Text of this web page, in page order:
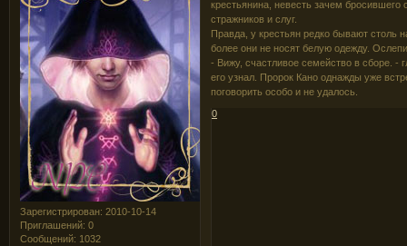
Зарегистрирован: 2010-10-14
Приглашений: 0
Сообщений: 1032
крестьянина, невесть зачем бросившего
стражников и слуг.
Правда, у крестьян редко бывают столь
более они не носят белую одежду.
- Вижу, счастливое семейство в сборе. -
его узнал. Пророк Кано однажды уже
поговорить особо и не удалось.
0